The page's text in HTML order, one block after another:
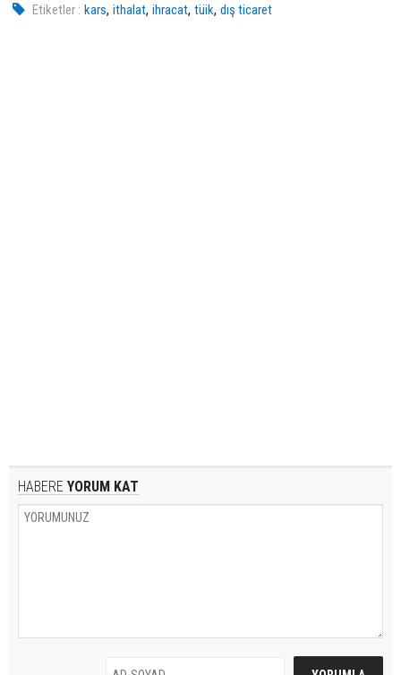
Etiketler : kars,ithalat,ihracat,tüik,dış ticaret
HABERE YORUM KAT